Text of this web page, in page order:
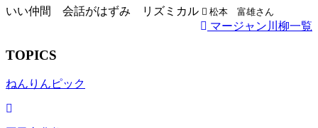
いい仲間 会話がはずみ リズミカル 松本 富雄さん
マージャン川柳一覧
TOPICS
ねんりんピック